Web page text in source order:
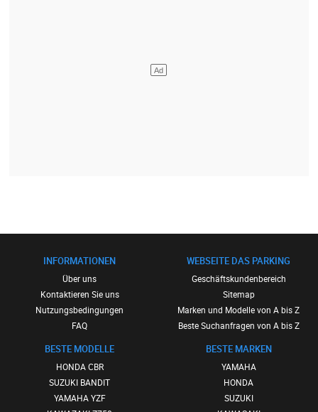
INFORMATIONEN
Über uns
Kontaktieren Sie uns
Nutzungsbedingungen
FAQ
BESTE MODELLE
HONDA CBR
SUZUKI BANDIT
YAMAHA YZF
WEBSEITE DAS PARKING
Geschäftskundenbereich
Sitemap
Marken und Modelle von A bis Z
Beste Suchanfragen von A bis Z
BESTE MARKEN
YAMAHA
HONDA
SUZUKI